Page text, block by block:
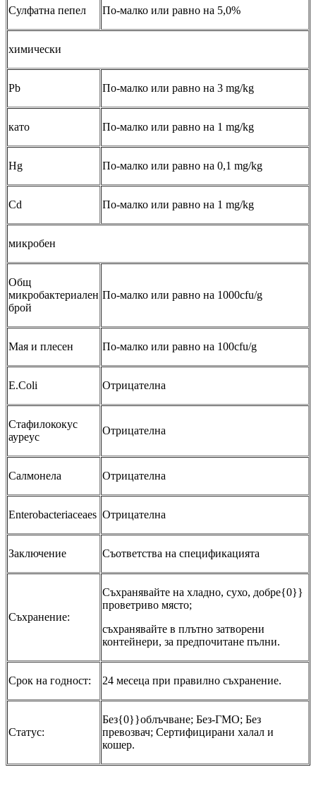
Сулфатна пепел По-малко или равно на 5,0%
химически
Pb По-малко или равно на 3 mg/kg
като По-малко или равно на 1 mg/kg
Hg По-малко или равно на 0,1 mg/kg
Cd По-малко или равно на 1 mg/kg
микробен
Общ
микробактериален
брой
По-малко или равно на 1000cfu/g
Мая и плесен По-малко или равно на 100cfu/g
E.Coli Отрицателна
Стафилококус
ауреус
Отрицателна
Салмонела Отрицателна
Enterobacteriaceaes Отрицателна
Заключение Съответства на спецификацията
Съхранение:
Съхранявайте на хладно, сухо, добре{0}}
проветриво място;
съхранявайте в плътно затворени
контейнери, за предпочитане пълни.
Срок на годност: 24 месеца при правилно съхранение.
Статус:
Без{0}}облъчване; Без-ГМО; Без
превозвач; Сертифицирани халал и
кошер.